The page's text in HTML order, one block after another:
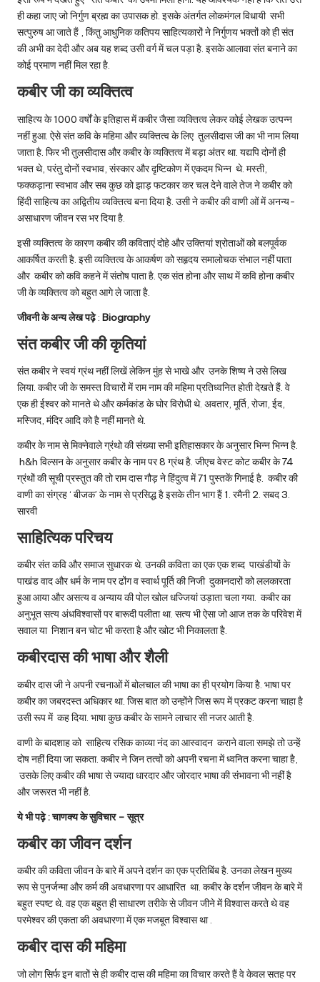
ही कहा जाए जो निर्गुण ब्रह्म का उपासक हो. इसके अंतर्गत लोकमंगल विधायी सभी
सत्पुरुष आ जाते हैं , किंतु आधुनिक कतिपय साहित्यकारों ने निर्गुणय भक्तों को ही संत
की अभी का देदी और अब यह शब्द उसी वर्ग में चल पड़ा है. इसके आलावा संत बनाने का
कोई प्रमाण नहीं मिल रहा है.
कबीर जी का व्यक्तित्व
साहित्य के 1000 वर्षों के इतिहास में कबीर जैसा व्यक्तित्व लेकर कोई लेखक उत्पन्न
नहीं हुआ. ऐसे संत कवि के महिमा और व्यक्तित्व के लिए तुलसीदास जी का भी नाम लिया
जाता है. फिर भी तुलसीदास और कबीर के व्यक्तित्व में बड़ा अंतर था. यद्यपि दोनों ही
भक्त थे, परंतु दोनों स्वभाव, संस्कार और दृष्टिकोण में एकदम भिन्न थे. मस्ती,
फक्कड़ाना स्वभाव और सब कुछ को झाड़ फटकार कर चल देने वाले तेज ने कबीर को
हिंदी साहित्य का अद्वितीय व्यक्तित्व बना दिया है. उसी ने कबीर की वाणी ओं में अनन्य-
असाधारण जीवन रस भर दिया है.
इसी व्यक्तित्व के कारण कबीर की कविताएं दोहे और उक्तियां श्रोताओं को बलपूर्वक
आकर्षित करती है. इसी व्यक्तित्व के आकर्षण को सहृदय समालोचक संभाल नहीं पाता
और कबीर को कवि कहने में संतोष पाता है. एक संत होना और साथ में कवि होना कबीर
जी के व्यक्तित्व को बहुत आगे ले जाता है.
जीवनी के अन्य लेख पढ़े: Biography
संत कबीर जी की कृतियां
संत कबीर ने स्वयं ग्रंथ नहीं लिखें लेकिन मुंह से भाखे और उनके शिष्य ने उसे लिख
लिया. कबीर जी के समस्त विचारों में राम नाम की महिमा प्रतिध्वनित होती देखते हैं. वे
एक ही ईश्वर को मानते थे और कर्मकांड के घोर विरोधी थे. अवतार, मूर्ति, रोजा, ईद,
मस्जिद, मंदिर आदि को है नहीं मानते थे.
कबीर के नाम से मिक्नेवाले ग्रंथो की संख्या सभी इतिहासकार के अनुसार भिन्न भिन्न है.
h&h विल्सन के अनुसार कबीर के नाम पर 8 ग्रंथ है. जीएच वेस्ट कोट कबीर के 74
ग्रंथों की सूची प्रस्तुत की तो राम दास गौड़ ने हिंदुत्व में 71 पुस्तकें गिनाई है. कबीर की
वाणी का संग्रह ‘ बीजक’ के नाम से प्रसिद्ध है इसके तीन भाग हैं 1. रमैनी 2. सबद 3.
सारवी
साहित्यिक परिचय
कबीर संत कवि और समाज सुधारक थे. उनकी कविता का एक एक शब्द पाखंडीयों के
पाखंड वाद और धर्म के नाम पर ढोंग व स्वार्थ पूर्ति की निजी दुकानदारों को ललकारता
हुआ आया और असत्य व अन्याय की पोल खोल धज्जियां उड़ाता चला गया. कबीर का
अनुभूत सत्य अंधविश्वासों पर बारूदी पलीता था. सत्य भी ऐसा जो आज तक के परिवेश में
सवाल या निशान बन चोट भी करता है और खोट भी निकालता है.
कबीरदास की भाषा और शैली
कबीर दास जी ने अपनी रचनाओं में बोलचाल की भाषा का ही प्रयोग किया है. भाषा पर
कबीर का जबरदस्त अधिकार था. जिस बात को उन्होंने जिस रूप में प्रकट करना चाहा है
उसी रूप में कह दिया. भाषा कुछ कबीर के सामने लाचार सी नजर आती है.
वाणी के बादशाह को साहित्य रसिक काव्या नंद का आस्वादन कराने वाला समझे तो उन्हें
दोष नहीं दिया जा सकता. कबीर ने जिन तत्वों को अपनी रचना में ध्वनित करना चाहा है,
उसके लिए कबीर की भाषा से ज्यादा धारदार और जोरदार भाषा की संभावना भी नहीं है
और जरूरत भी नहीं है.
ये भी पढ़े :चाणक्य के सुविचार – सूत्र
कबीर का जीवन दर्शन
कबीर की कविता जीवन के बारे में अपने दर्शन का एक प्रतिबिंब है. उनका लेखन मुख्य
रूप से पुनर्जन्मा और कर्म की अवधारणा पर आधारित था. कबीर के दर्शन जीवन के बारे में
बहुत स्पष्ट थे. वह एक बहुत ही साधारण तरीके से जीवन जीने में विश्वास करते थे वह
परमेश्वर की एकता की अवधारणा में एक मजबूत विश्वास था .
कबीर दास की महिमा
जो लोग सिर्फ इन बातों से ही कबीर दास की महिमा का विचार करते हैं वे केवल सतह पर